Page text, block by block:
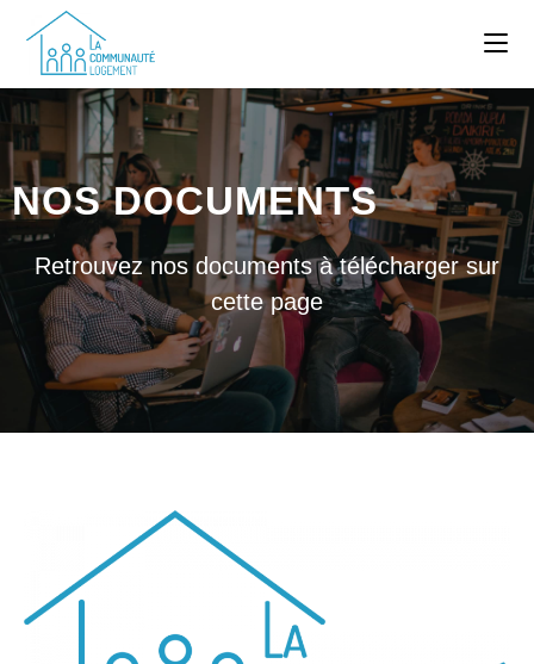
NOS DOCUMENTS
Retrouvez nos documents à télécharger sur
cette page